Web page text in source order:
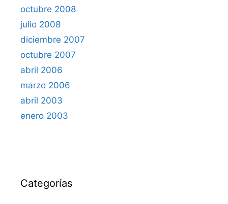
octubre 2008
julio 2008
diciembre 2007
octubre 2007
abril 2006
marzo 2006
abril 2003
enero 2003
Categorías